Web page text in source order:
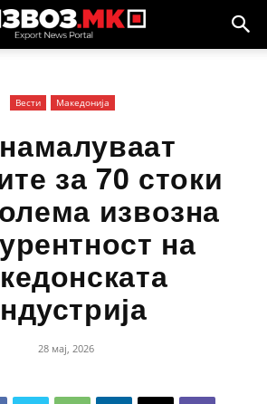
Вести Македонија
за 70 стоки
извозна
на
28 мај, 2026